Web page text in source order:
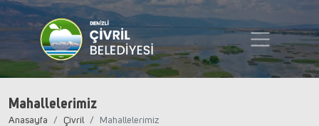
Mahallelerimiz
Anasayfa Çivril Mahallelerimiz